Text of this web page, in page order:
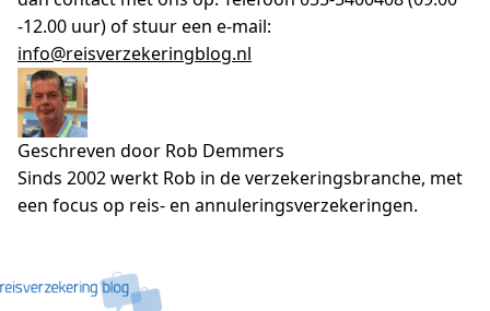
-12.00 uur) of stuur een e-mail:
info@reisverzekeringblog.nl
Geschreven door Rob Demmers
Sinds 2002 werkt Rob in de verzekeringsbranche, met
een focus op reis- en annuleringsverzekeringen.